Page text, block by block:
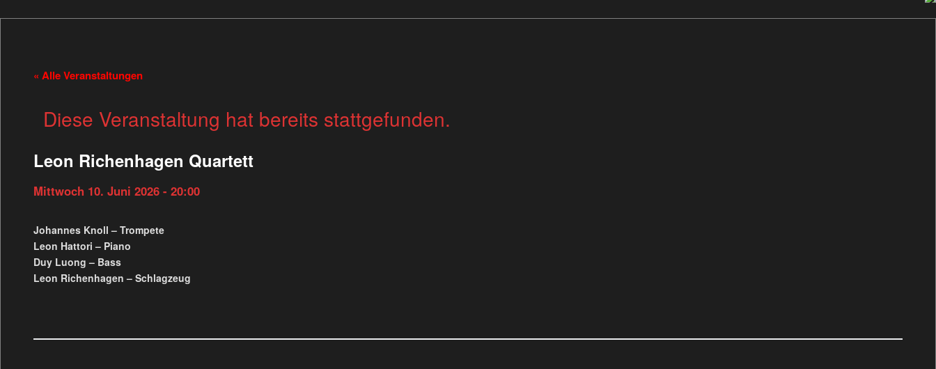
« Alle Veranstaltungen
Diese Veranstaltung hat bereits stattgefunden.
Leon Richenhagen Quartett
Mittwoch 10. Juni 2026 - 20:00
Johannes Knoll – Trompete
Leon Hattori – Piano
Duy Luong – Bass
Leon Richenhagen – Schlagzeug